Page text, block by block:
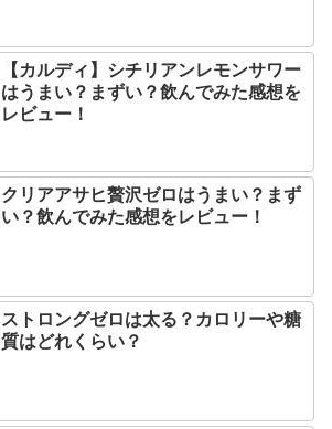
【カルディ】シチリアンレモンサワー
はうまい？まずい？飲んでみた感想を
レビュー！
クリアアサヒ贅沢ゼロはうまい？まず
い？飲んでみた感想をレビュー！
ストロングゼロは太る？カロリーや糖
質はどれくらい？